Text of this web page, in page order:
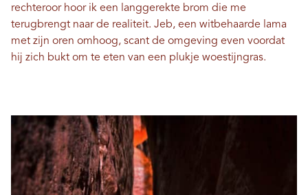
rechteroor hoor ik een langgerekte brom die me
terugbrengt naar de realiteit. Jeb, een witbehaarde lama
met zijn oren omhoog, scant de omgeving even voordat
hij zich bukt om te eten van een plukje woestijngras.